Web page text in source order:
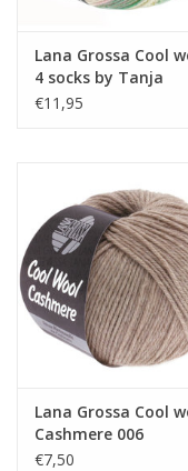
Lana Grossa Cool
4 socks by Tanja
Steinbach 7752
€11,95
Lana Grossa Cool
Cashmere 006
€7,50